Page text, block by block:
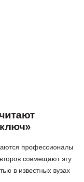
профессионалы
совмещают эту
в известных вузах